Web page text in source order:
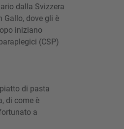
dalla Svizzera
Gallo, dove gli è
iniziano
(CSP)
di pasta
di come è
a